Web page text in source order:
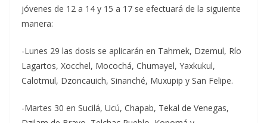
jóvenes de 12 a 14 y 15 a 17 se efectuará de la siguiente
manera:
-Lunes 29 las dosis se aplicarán en Tahmek, Dzemul, Río
Lagartos, Xocchel, Mocochá, Chumayel, Yaxkukul,
Calotmul, Dzoncauich, Sinanché, Muxupip y San Felipe.
-Martes 30 en Sucilá, Ucú, Chapab, Tekal de Venegas,